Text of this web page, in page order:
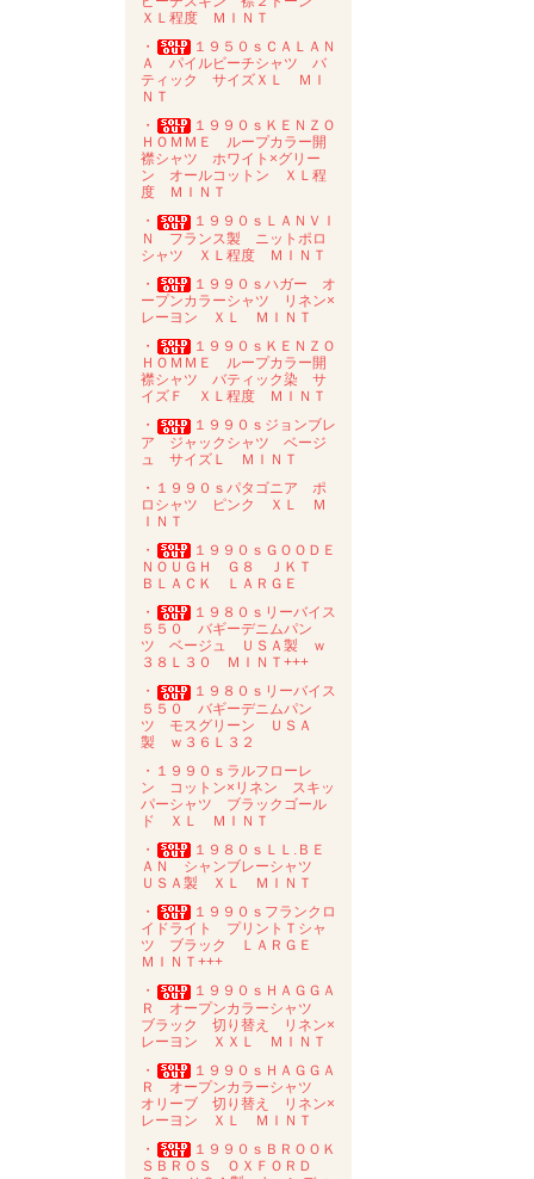
ＸＬ程度 ＭＩＮＴ
・
１９５０ｓＣＡＬＡＮ
Ａ パイルビーチシャツ バ
ティック サイズＸＬ ＭＩ
ＮＴ
・
１９９０ｓＫＥＮＺＯ
ＨＯＭＭＥ ループカラー開
襟シャツ ホワイト×グリー
ン オールコットン ＸＬ程
度 ＭＩＮＴ
・
１９９０ｓＬＡＮＶＩ
Ｎ フランス製 ニットポロ
シャツ ＸＬ程度 ＭＩＮＴ
・
１９９０ｓハガー オ
ープンカラーシャツ リネン×
レーヨン ＸＬ ＭＩＮＴ
・
１９９０ｓＫＥＮＺＯ
ＨＯＭＭＥ ループカラー開
襟シャツ バティック染 サ
イズＦ ＸＬ程度 ＭＩＮＴ
・
１９９０ｓジョンブレ
ア ジャックシャツ ベージ
ュ サイズＬ ＭＩＮＴ
・１９９０ｓパタゴニア ポ
ロシャツ ピンク ＸＬ Ｍ
ＩＮＴ
・
１９９０ｓＧＯＯＤＥ
ＮＯＵＧＨ Ｇ８ ＪＫＴ
ＢＬＡＣＫ ＬＡＲＧＥ
・
１９８０ｓリーバイス
５５０ バギーデニムパン
ツ ベージュ ＵＳＡ製 ｗ
３８Ｌ３０ ＭＩＮＴ+++
・
１９８０ｓリーバイス
５５０ バギーデニムパン
ツ モスグリーン ＵＳＡ
製 ｗ３６Ｌ３２
・１９９０ｓラルフローレ
ン コットン×リネン スキッ
パーシャツ ブラックゴール
ド ＸＬ ＭＩＮＴ
・
１９８０ｓＬＬ.ＢＥ
ＡＮ シャンブレーシャツ
ＵＳＡ製 ＸＬ ＭＩＮＴ
・
１９９０ｓフランクロ
イドライト プリントＴシャ
ツ ブラック ＬＡＲＧＥ
ＭＩＮＴ+++
・
１９９０ｓＨＡＧＧＡ
Ｒ オープンカラーシャツ
ブラック 切り替え リネン×
レーヨン ＸＸＬ ＭＩＮＴ
・
１９９０ｓＨＡＧＧＡ
Ｒ オープンカラーシャツ
オリーブ 切り替え リネン×
レーヨン ＸＬ ＭＩＮＴ
・
１９９０ｓＢＲＯＯＫ
ＳＢＲＯＳ ＯＸＦＯＲＤ